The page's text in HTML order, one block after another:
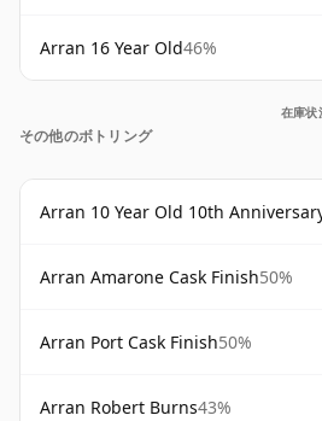
Arran 16 Year Old46%
在庫状
その他のボトリング
Arran 10 Year Old 10th
Arran Amarone Cask Finish50%
Arran Port Cask Finish50%
Arran Robert Burns43%